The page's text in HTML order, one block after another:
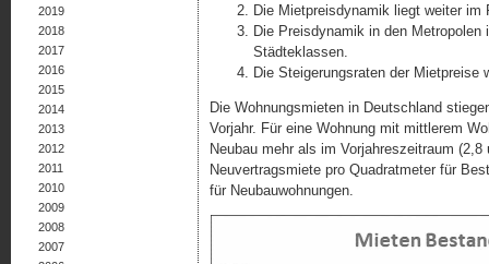
Die Mietpreisdynamik liegt weiter im
Die Preisdynamik in den
Städteklassen.
Die Steigerungsraten der
Die Wohnungsmieten in Deutschland
Vorjahr. Für eine Wohnung mit mittlerem
Neubau mehr als im Vorjahreszeitraum
Neuvertragsmiete pro Quadratmeter für
für Neubauwohnungen.
2019
2018
2017
2016
2015
2014
2013
2012
2011
2010
2009
2008
2007